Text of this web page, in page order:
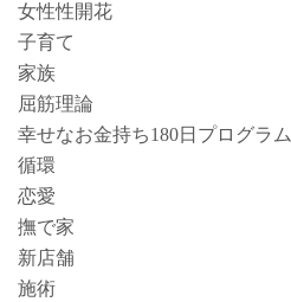
女性性開花
子育て
家族
屈筋理論
幸せなお金持ち180日プログラム
循環
恋愛
撫で家
新店舗
施術